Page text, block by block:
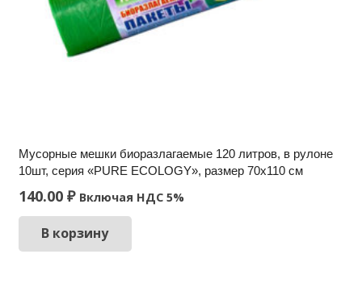
Мусорные мешки биоразлагаемые 120 литров, в рулоне
10шт, серия «PURE ECOLOGY», размер 70х110 см
140.00 ₽ Включая НДС 5%
В корзину